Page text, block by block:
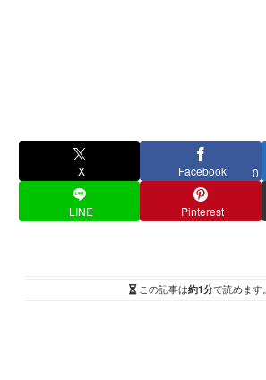
X Facebook 0
LINE Pinterest
この記事は約1分で読めます。